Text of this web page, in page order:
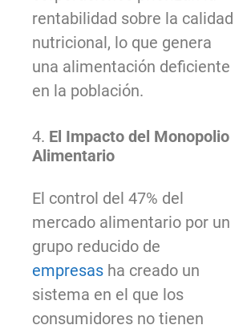
rentabilidad sobre la calidad
nutricional, lo que genera
una alimentación deficiente
en la población.
4. El Impacto del Monopolio
Alimentario
El control del 47% del
mercado alimentario por un
grupo reducido de
empresas ha creado un
sistema en el que los
consumidores no tienen